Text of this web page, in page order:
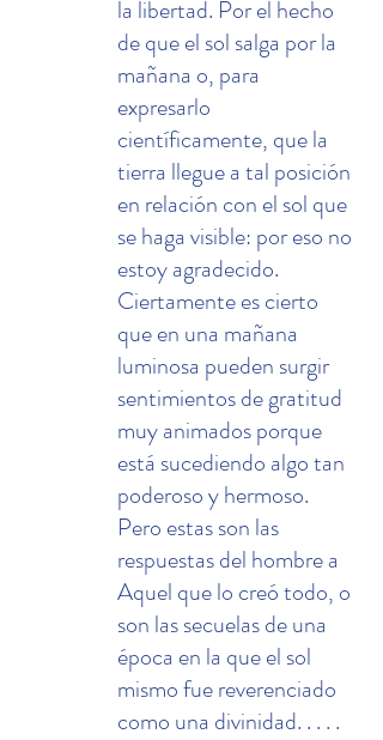
la libertad. Por el hecho
de que el sol salga por la
mañana o, para
expresarlo
científicamente, que la
tierra llegue a tal posición
en relación con el sol que
se haga visible: por eso no
estoy agradecido.
Ciertamente es cierto
que en una mañana
luminosa pueden surgir
sentimientos de gratitud
muy animados porque
está sucediendo algo tan
poderoso y hermoso.
Pero estas son las
respuestas del hombre a
Aquel que lo creó todo, o
son las secuelas de una
época en la que el sol
mismo fue reverenciado
como una divinidad. . . . .